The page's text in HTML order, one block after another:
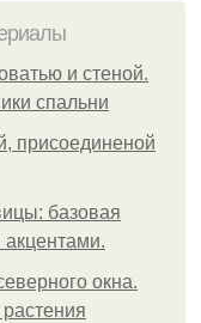
и стеной.
спальни
присоединеной
базовая
акцентами.
окна.